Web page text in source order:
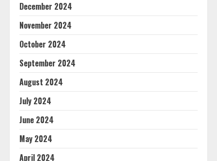
December 2024
November 2024
October 2024
September 2024
August 2024
July 2024
June 2024
May 2024
April 2024